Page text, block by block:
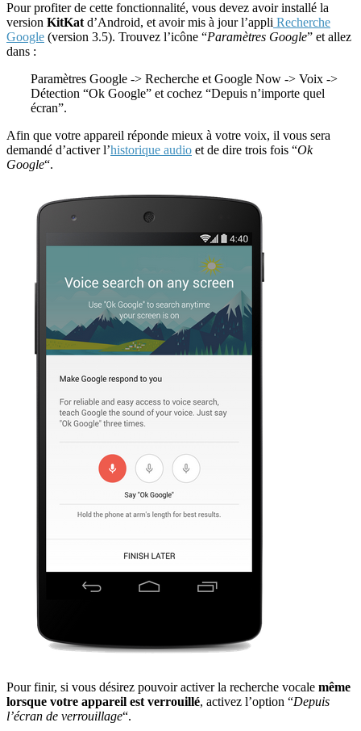
Pour profiter de cette fonctionnalité, vous devez avoir installé la
version KitKatd’Android, et avoir mis à jour l’appli Recherche
Google (version 3.5). Trouvez l’icône “Paramètres Google” et allez
dans :
Paramètres Google -> Recherche et Google Now -> Voix ->
Détection “Ok Google” et cochez “Depuis n’importe quel
écran”.
Afin que votre appareil réponde mieux à votre voix, il vous sera
demandé d’activer l’historique audio et de dire trois fois “Ok
Google“.
Pour finir, si vous désirez pouvoir activer la recherche vocale même
lorsque votre appareil est verrouillé, activez l’option “Depuis
l’écran de verrouillage“.